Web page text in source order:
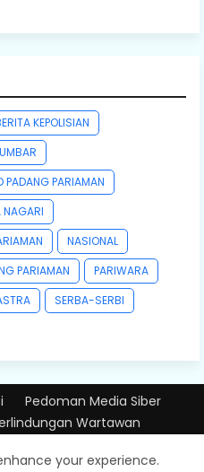
KEPOLISIAN
PADANG PARIAMAN
NAGARI
NASIONAL
PARIAMAN
PARIWARA
SERBA-SERBI
Pedoman Media Siber
Wartawan
your experience.